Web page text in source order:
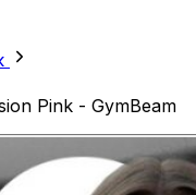
Pink - GymBeam